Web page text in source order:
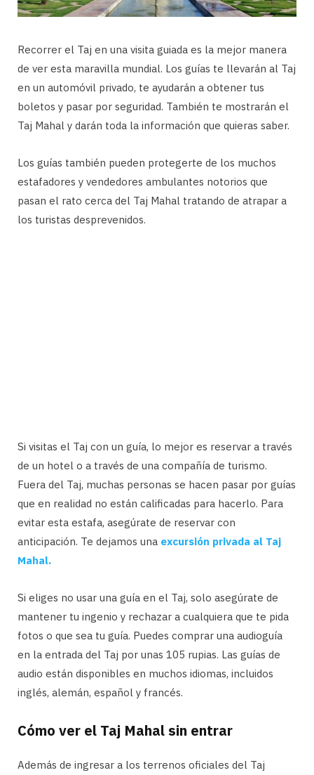
Recorrer el Taj en una visita guiada es la mejor manera
de ver esta maravilla mundial. Los guías te llevarán al Taj
en un automóvil privado, te ayudarán a obtener tus
boletos y pasar por seguridad. También te mostrarán el
Taj Mahal y darán toda la información que quieras saber.
Los guías también pueden protegerte de los muchos
estafadores y vendedores ambulantes notorios que
pasan el rato cerca del Taj Mahal tratando de atrapar a
los turistas desprevenidos.
Si visitas el Taj con un guía, lo mejor es reservar a través
de un hotel o a través de una compañía de turismo.
Fuera del Taj, muchas personas se hacen pasar por guías
que en realidad no están calificadas para hacerlo. Para
evitar esta estafa, asegúrate de reservar con
anticipación. Te dejamos una excursión privada al Taj
Mahal.
Si eliges no usar una guía en el Taj, solo asegúrate de
mantener tu ingenio y rechazar a cualquiera que te pida
fotos o que sea tu guía. Puedes comprar una audioguía
en la entrada del Taj por unas 105 rupias. Las guías de
audio están disponibles en muchos idiomas, incluidos
inglés, alemán, español y francés.
Cómo ver el Taj Mahal sin entrar
Además de ingresar a los terrenos oficiales del Taj